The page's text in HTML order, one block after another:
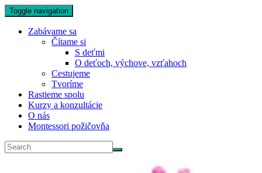
Toggle navigation
Zabávame sa
Čítame si
S deťmi
O deťoch, výchove, vzťahoch
Cestujeme
Tvoríme
Rastieme spolu
Kurzy a konzultácie
O nás
Montessori požičovňa